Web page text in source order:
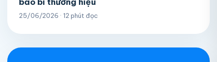
25/06/2026 · 12 phút đọc